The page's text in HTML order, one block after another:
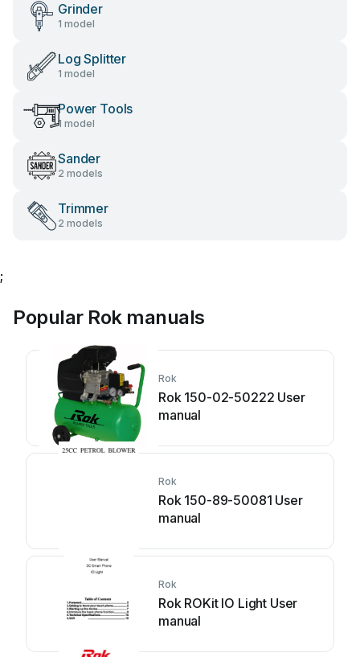
Grinder
1 model
Log Splitter
1 model
Power Tools
1 model
Sander
2 models
Trimmer
2 models
;
Popular Rok manuals
Rok
Rok 150-02-50222 User
manual
Rok
Rok 150-89-50081 User
manual
Rok
Rok ROKit IO Light User
manual